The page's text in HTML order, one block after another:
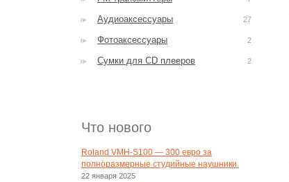
Аудиоаксессуары 27
Фотоаксессуары 2
Сумки для CD плееров 2
Что нового
Roland VMH-S100 — 300 евро за
полноразмерные студийные наушники.
22 января 2025